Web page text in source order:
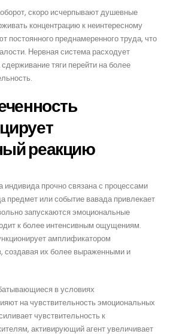
скоро исчерпывают душевные
концентрацию к неинтересному
постоянного преднамеренного труда, что
Нервная система расходует
тяги перейти на более
реакцию
прочно связана с процессами
предмет или событие вавада привлекает
запускаются эмоциональные
к более интенсивным ощущениям.
амплификатором
создавая их более выраженными и
в условиях
на чувствительность эмоциональных
чувствительность к
активирующий агент увеличивает